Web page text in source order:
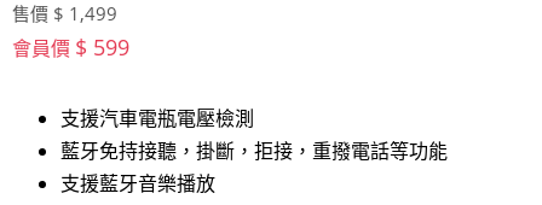
售價 $ 1,499
會員價 $ 599
支援汽車電瓶電壓檢測
藍牙免持接聽，掛斷，拒接，重撥電話等功能
支援藍牙音樂播放